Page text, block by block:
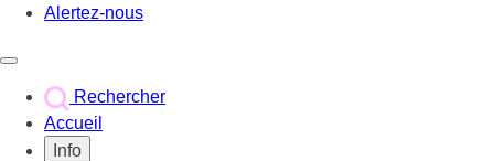
Alertez-nous
Rechercher
Accueil
Info